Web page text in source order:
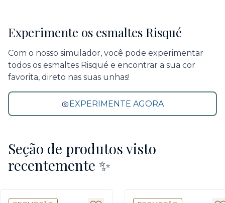
Experimente os esmaltes Risqué
Com o nosso simulador, você pode experimentar
todos os esmaltes Risqué e encontrar a sua cor
favorita, direto nas suas unhas!
EXPERIMENTE AGORA
Seção de produtos visto
recentemente ✨